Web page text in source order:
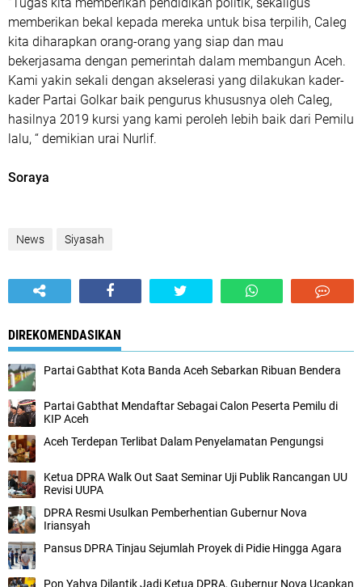
memberikan bekal kepada mereka untuk bisa terpilih, Caleg
kita diharapkan orang-orang yang siap dan mau
bekerjasama dengan pemerintah dalam membangun Aceh.
Kami yakin sekali dengan akselerasi yang dilakukan kader-
kader Partai Golkar baik pengurus khususnya oleh Caleg,
hasilnya 2019 kursi yang kami peroleh lebih baik dari Pemilu
lalu, “ demikian urai Nurlif.
Soraya
News Siyasah
DIREKOMENDASIKAN
Partai Gabthat Kota Banda Aceh Sebarkan Ribuan Bendera
Partai Gabthat Mendaftar Sebagai Calon Peserta Pemilu di
KIP Aceh
Aceh Terdepan Terlibat Dalam Penyelamatan Pengungsi
Ketua DPRA Walk Out Saat Seminar Uji Publik Rancangan UU
Revisi UUPA
DPRA Resmi Usulkan Pemberhentian Gubernur Nova
Iriansyah
Pansus DPRA Tinjau Sejumlah Proyek di Pidie Hingga Agara
Pon Yahya Dilantik Jadi Ketua DPRA, Gubernur Nova Ucapkan